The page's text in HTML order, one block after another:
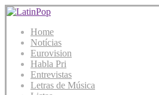
Home
Notícias
Eurovision
Habla Pri
Entrevistas
Letras de Música